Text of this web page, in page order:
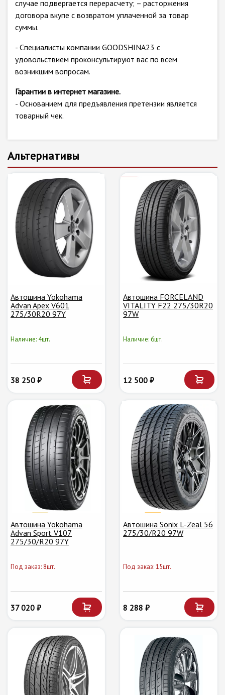
случае подвергается перерасчету; – расторжения
договора вкупе с возвратом уплаченной за товар
суммы.
- Специалисты компании GOODSHINA23 с
удовольствием проконсультируют вас по всем
возникшим вопросам.
Гарантии в интернет магазине.
- Основанием для предъявления претензии является
товарный чек.
Альтернативы
Автошина Yokohama
Advan Apex V601
275/30R20 97Y
Наличие: 4шт.
38 250 ₽
Автошина FORCELAND
VITALITY F22 275/30R20
97W
Наличие: 6шт.
12 500 ₽
Автошина Yokohama
Advan Sport V107
275/30/R20 97Y
Под заказ: 8шт.
37 020 ₽
Автошина Sonix L-Zeal 56
275/30/R20 97W
Под заказ: 15шт.
8 288 ₽